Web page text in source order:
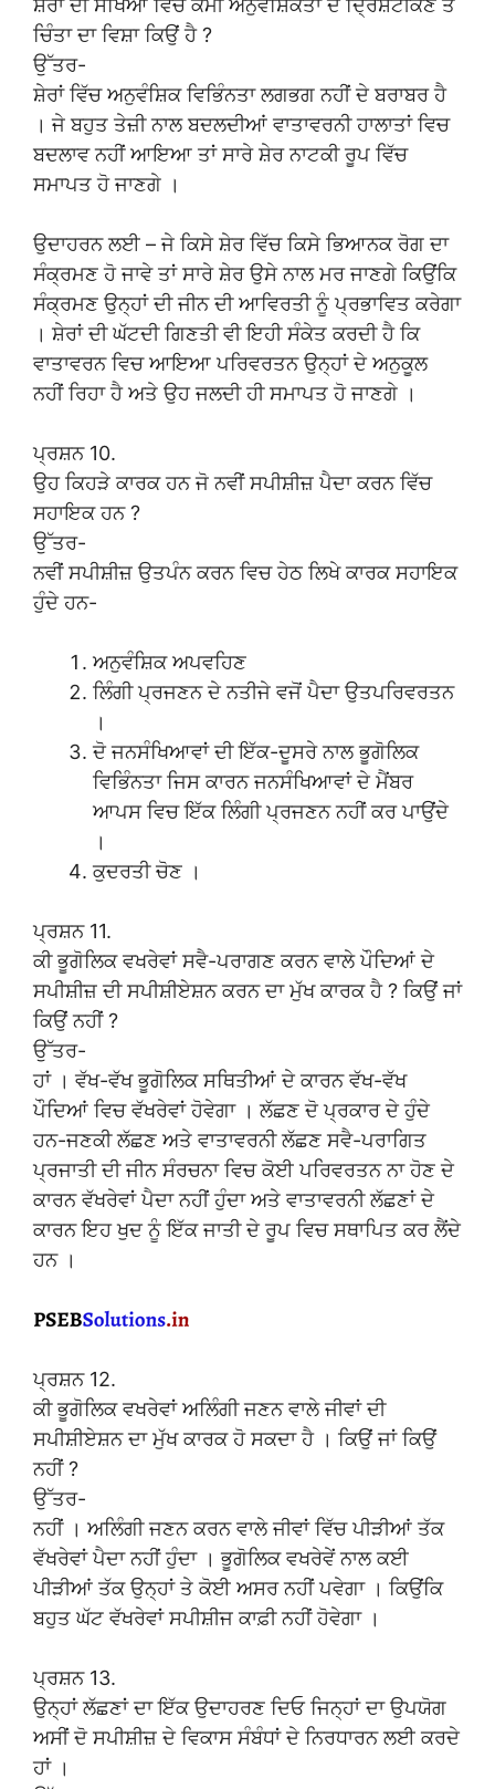
ਚਿੰਤਾ ਦਾ ਵਿਸ਼ਾ ਕਿਉਂ ਹੈ ?
ਉੱਤਰ-
ਸ਼ੇਰਾਂ ਵਿੱਚ ਅਨੁਵੰਸ਼ਿਕ ਵਿਭਿੰਨਤਾ ਲਗਭਗ ਨਹੀਂ ਦੇ ਬਰਾਬਰ ਹੈ
। ਜੇ ਬਹੁਤ ਤੇਜ਼ੀ ਨਾਲ ਬਦਲਦੀਆਂ ਵਾਤਾਵਰਨੀ ਹਾਲਾਤਾਂ ਵਿਚ
ਬਦਲਾਵ ਨਹੀਂ ਆਇਆ ਤਾਂ ਸਾਰੇ ਸ਼ੇਰ ਨਾਟਕੀ ਰੂਪ ਵਿੱਚ
ਸਮਾਪਤ ਹੋ ਜਾਣਗੇ ।
ਉਦਾਹਰਨ ਲਈ – ਜੇ ਕਿਸੇ ਸ਼ੇਰ ਵਿੱਚ ਕਿਸੇ ਭਿਆਨਕ ਰੋਗ ਦਾ
ਸੰਕ੍ਰਮਣ ਹੋ ਜਾਵੇ ਤਾਂ ਸਾਰੇ ਸ਼ੇਰ ਉਸੇ ਨਾਲ ਮਰ ਜਾਣਗੇ ਕਿਉਂਕਿ
ਸੰਕ੍ਰਮਣ ਉਨ੍ਹਾਂ ਦੀ ਜੀਨ ਦੀ ਆਵਿਰਤੀ ਨੂੰ ਪ੍ਰਭਾਵਿਤ ਕਰੇਗਾ
। ਸ਼ੇਰਾਂ ਦੀ ਘੱਟਦੀ ਗਿਣਤੀ ਵੀ ਇਹੀ ਸੰਕੇਤ ਕਰਦੀ ਹੈ ਕਿ
ਵਾਤਾਵਰਨ ਵਿਚ ਆਇਆ ਪਰਿਵਰਤਨ ਉਨ੍ਹਾਂ ਦੇ ਅਨੁਕੂਲ
ਨਹੀਂ ਰਿਹਾ ਹੈ ਅਤੇ ਉਹ ਜਲਦੀ ਹੀ ਸਮਾਪਤ ਹੋ ਜਾਣਗੇ ।
ਪ੍ਰਸ਼ਨ 10.
ਉਹ ਕਿਹੜੇ ਕਾਰਕ ਹਨ ਜੋ ਨਵੀਂ ਸਪੀਸ਼ੀਜ਼ ਪੈਦਾ ਕਰਨ ਵਿੱਚ
ਸਹਾਇਕ ਹਨ ?
ਉੱਤਰ-
ਨਵੀਂ ਸਪੀਸ਼ੀਜ਼ ਉਤਪੰਨ ਕਰਨ ਵਿਚ ਹੇਠ ਲਿਖੇ ਕਾਰਕ ਸਹਾਇਕ
ਹੁੰਦੇ ਹਨ-
ਅਨੁਵੰਸ਼ਿਕ ਅਪਵਹਿਣ
ਲਿੰਗੀ ਪ੍ਰਜਣਨ ਦੇ ਨਤੀਜੇ ਵਜੋਂ ਪੈਦਾ ਉਤਪਰਿਵਰਤਨ
।
ਦੋ ਜਨਸੰਖਿਆਵਾਂ ਦੀ ਇੱਕ-ਦੂਸਰੇ ਨਾਲ ਭੂਗੋਲਿਕ
ਵਿਭਿੰਨਤਾ ਜਿਸ ਕਾਰਨ ਜਨਸੰਖਿਆਵਾਂ ਦੇ ਮੈਂਬਰ
ਆਪਸ ਵਿਚ ਇੱਕ ਲਿੰਗੀ ਪ੍ਰਜਣਨ ਨਹੀਂ ਕਰ ਪਾਉਂਦੇ
।
ਕੁਦਰਤੀ ਚੋਣ ।
ਪ੍ਰਸ਼ਨ 11.
ਕੀ ਭੂਗੋਲਿਕ ਵਖਰੇਵਾਂ ਸਵੈ-ਪਰਾਗਣ ਕਰਨ ਵਾਲੇ ਪੌਦਿਆਂ ਦੇ
ਸਪੀਸ਼ੀਜ਼ ਦੀ ਸਪੀਸ਼ੀਏਸ਼ਨ ਕਰਨ ਦਾ ਮੁੱਖ ਕਾਰਕ ਹੈ ? ਕਿਉਂ ਜਾਂ
ਕਿਉਂ ਨਹੀਂ ?
ਉੱਤਰ-
ਹਾਂ । ਵੱਖ-ਵੱਖ ਭੂਗੋਲਿਕ ਸਥਿਤੀਆਂ ਦੇ ਕਾਰਨ ਵੱਖ-ਵੱਖ
ਪੌਦਿਆਂ ਵਿਚ ਵੱਖਰੇਵਾਂ ਹੋਵੇਗਾ । ਲੱਛਣ ਦੋ ਪ੍ਰਕਾਰ ਦੇ ਹੁੰਦੇ
ਹਨ-ਜਣਕੀ ਲੱਛਣ ਅਤੇ ਵਾਤਾਵਰਨੀ ਲੱਛਣ ਸਵੈ-ਪਰਾਗਿਤ
ਪ੍ਰਜਾਤੀ ਦੀ ਜੀਨ ਸੰਰਚਨਾ ਵਿਚ ਕੋਈ ਪਰਿਵਰਤਨ ਨਾ ਹੋਣ ਦੇ
ਕਾਰਨ ਵੱਖਰੇਵਾਂ ਪੈਦਾ ਨਹੀਂ ਹੁੰਦਾ ਅਤੇ ਵਾਤਾਵਰਨੀ ਲੱਛਣਾਂ ਦੇ
ਕਾਰਨ ਇਹ ਖੁਦ ਨੂੰ ਇੱਕ ਜਾਤੀ ਦੇ ਰੂਪ ਵਿਚ ਸਥਾਪਿਤ ਕਰ ਲੈਂਦੇ
ਹਨ ।
ਪ੍ਰਸ਼ਨ 12.
ਕੀ ਭੂਗੋਲਿਕ ਵਖਰੇਵਾਂ ਅਲਿੰਗੀ ਜਣਨ ਵਾਲੇ ਜੀਵਾਂ ਦੀ
ਸਪੀਸ਼ੀਏਸ਼ਨ ਦਾ ਮੁੱਖ ਕਾਰਕ ਹੋ ਸਕਦਾ ਹੈ । ਕਿਉਂ ਜਾਂ ਕਿਉਂ
ਨਹੀਂ ?
ਉੱਤਰ-
ਨਹੀਂ । ਅਲਿੰਗੀ ਜਣਨ ਕਰਨ ਵਾਲੇ ਜੀਵਾਂ ਵਿੱਚ ਪੀੜੀਆਂ ਤੱਕ
ਵੱਖਰੇਵਾਂ ਪੈਦਾ ਨਹੀਂ ਹੁੰਦਾ । ਭੂਗੋਲਿਕ ਵਖਰੇਵੇਂ ਨਾਲ ਕਈ
ਪੀੜੀਆਂ ਤੱਕ ਉਨ੍ਹਾਂ ਤੇ ਕੋਈ ਅਸਰ ਨਹੀਂ ਪਵੇਗਾ । ਕਿਉਂਕਿ
ਬਹੁਤ ਘੱਟ ਵੱਖਰੇਵਾਂ ਸਪੀਸ਼ੀਜ ਕਾਫ਼ੀ ਨਹੀਂ ਹੋਵੇਗਾ ।
ਪ੍ਰਸ਼ਨ 13.
ਉਨ੍ਹਾਂ ਲੱਛਣਾਂ ਦਾ ਇੱਕ ਉਦਾਹਰਣ ਦਿਓ ਜਿਨ੍ਹਾਂ ਦਾ ਉਪਯੋਗ
ਅਸੀਂ ਦੋ ਸਪੀਸ਼ੀਜ਼ ਦੇ ਵਿਕਾਸ ਸੰਬੰਧਾਂ ਦੇ ਨਿਰਧਾਰਨ ਲਈ ਕਰਦੇ
ਹਾਂ ।